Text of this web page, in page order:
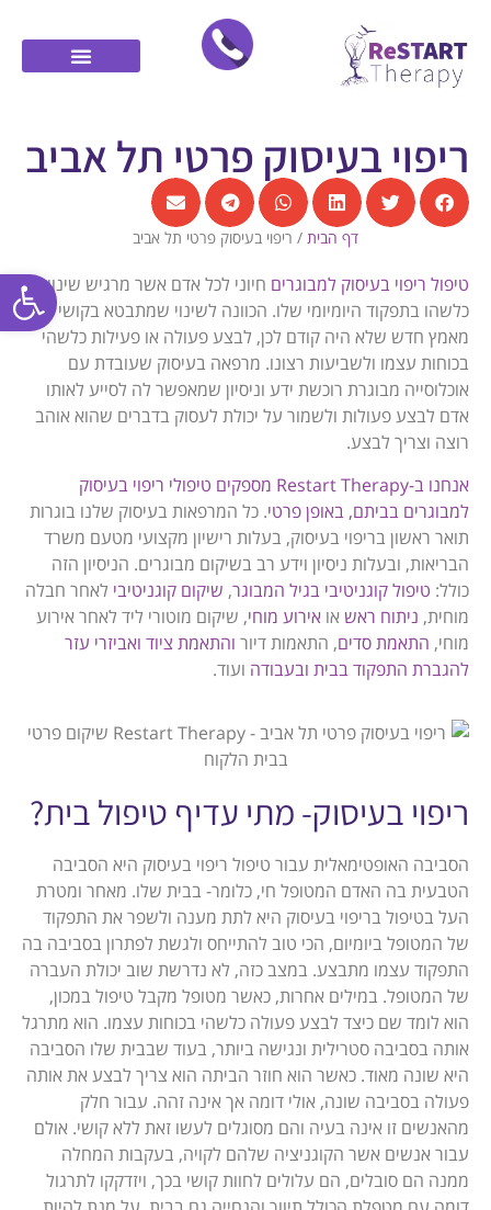
פתח
ריפוי בעיסוק פרטי תל אביב
דף הבית / ריפוי בעיסוק פרטי תל אביב
טיפול ריפוי בעיסוק למבוגרים חיוני לכל אדם אשר מרגיש שינוי
כלשהו בתפקוד היומיומי שלו. הכוונה לשינוי שמתבטא בקושי או
מאמץ חדש שלא היה קודם לכן, לבצע פעולה או פעילות כלשהי
בכוחות עצמו ולשביעות רצונו. מרפאה בעיסוק שעובדת עם
אוכלוסייה מבוגרת רוכשת ידע וניסיון שמאפשר לה לסייע לאותו
אדם לבצע פעולות ולשמור על יכולת לעסוק בדברים שהוא אוהב
רוצה וצריך לבצע.
אנחנו ב-Restart Therapy מספקים טיפולי ריפוי בעיסוק
למבוגרים בביתם, באופן פרטי. כל המרפאות בעיסוק שלנו בוגרות
תואר ראשון בריפוי בעיסוק, בעלות רישיון מקצועי מטעם משרד
הבריאות, ובעלות ניסיון וידע רב בשיקום מבוגרים. הניסיון הזה
כולל: טיפול קוגניטיבי בגיל המבוגר, שיקום קוגניטיבי לאחר חבלה
מוחית, ניתוח ראש או אירוע מוחי, שיקום מוטורי ליד לאחר אירוע
מוחי, התאמת סדים, התאמות דיור והתאמת ציוד ואביזרי עזר
להגברת התפקוד בבית ובעבודה ועוד.
ריפוי בעיסוק- מתי עדיף טיפול בית?
הסביבה האופטימאלית עבור טיפול ריפוי בעיסוק היא הסביבה
הטבעית בה האדם המטופל חי, כלומר- בבית שלו. מאחר ומטרת
העל בטיפול בריפוי בעיסוק היא לתת מענה ולשפר את התפקוד
של המטופל ביומיום, הכי טוב להתייחס ולגשת לפתרון בסביבה בה
התפקוד עצמו מתבצע. במצב כזה, לא נדרשת שוב יכולת העברה
של המטופל. במילים אחרות, כאשר מטופל מקבל טיפול במכון,
הוא לומד שם כיצד לבצע פעולה כלשהי בכוחות עצמו. הוא מתרגל
אותה בסביבה סטרילית ונגישה ביותר, בעוד שבבית שלו הסביבה
היא שונה מאוד. כאשר הוא חוזר הביתה הוא צריך לבצע את אותה
פעולה בסביבה שונה, אולי דומה אך אינה זהה. עבור חלק
מהאנשים זו אינה בעיה והם מסוגלים לעשו זאת ללא קושי. אולם
עבור אנשים אשר הקוגניציה שלהם לקויה, בעקבות המחלה
ממנה הם סובלים, הם עלולים לחוות קושי בכך, ויזדקקו לתרגול